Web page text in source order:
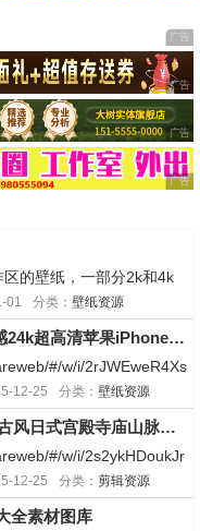
的壁纸，一部分2k和4k
我挑了几张好看的展示出
大家链接：https://pan.q
01 分类： 壁纸资源
12张ins小众超有氛围感24k超高清苹果iPhone安卓手机壁纸
#/w/i/2rJWEweR4Xs
应用市场下载移动云盘
移动云盘就会自动弹出弹
效，祝小庚网的兄弟们天
12-25 分类： 壁纸资源
UE5虚幻4 40套中国风古风日式宫殿寺庙山脉古建筑仙侠武侠场景
#/w/i/2s2ykHDoukJr
应用市场下载移动云盘即
动云盘就会自动弹出弹出
，祝兄弟们天天开心发大
12-25 分类： 剪辑资源
全素材图库